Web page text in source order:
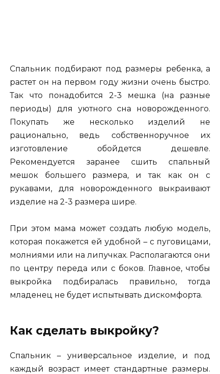
Спальник подбирают под размеры ребенка, а
растет он на первом году жизни очень быстро.
Так что понадобится 2-3 мешка (на разные
периоды) для уютного сна новорожденного.
Покупать же несколько изделий не
рационально, ведь собственноручное их
изготовление обойдется дешевле.
Рекомендуется заранее сшить спальный
мешок большего размера, и так как он с
рукавами, для новорожденного выкраивают
изделие на 2-3 размера шире.
При этом мама может создать любую модель,
которая покажется ей удобной – с пуговицами,
молниями или на липучках. Располагаются они
по центру переда или с боков. Главное, чтобы
выкройка подбиралась правильно, тогда
младенец не будет испытывать дискомфорта.
Как сделать выкройку?
Спальник – универсальное изделие, и под
каждый возраст имеет стандартные размеры.